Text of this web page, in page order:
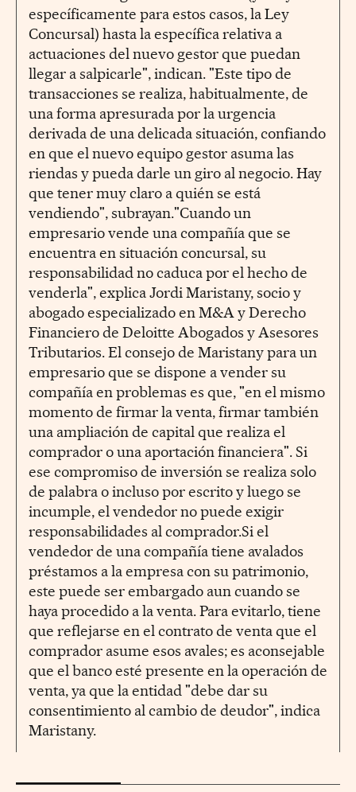
específicamente para estos casos, la Ley
Concursal) hasta la específica relativa a
actuaciones del nuevo gestor que puedan
llegar a salpicarle", indican. "Este tipo de
transacciones se realiza, habitualmente, de
una forma apresurada por la urgencia
derivada de una delicada situación, confiando
en que el nuevo equipo gestor asuma las
riendas y pueda darle un giro al negocio. Hay
que tener muy claro a quién se está
vendiendo", subrayan."Cuando un
empresario vende una compañía que se
encuentra en situación concursal, su
responsabilidad no caduca por el hecho de
venderla", explica Jordi Maristany, socio y
abogado especializado en M&A y Derecho
Financiero de Deloitte Abogados y Asesores
Tributarios. El consejo de Maristany para un
empresario que se dispone a vender su
compañía en problemas es que, "en el mismo
momento de firmar la venta, firmar también
una ampliación de capital que realiza el
comprador o una aportación financiera". Si
ese compromiso de inversión se realiza solo
de palabra o incluso por escrito y luego se
incumple, el vendedor no puede exigir
responsabilidades al comprador.Si el
vendedor de una compañía tiene avalados
préstamos a la empresa con su patrimonio,
este puede ser embargado aun cuando se
haya procedido a la venta. Para evitarlo, tiene
que reflejarse en el contrato de venta que el
comprador asume esos avales; es aconsejable
que el banco esté presente en la operación de
venta, ya que la entidad "debe dar su
consentimiento al cambio de deudor", indica
Maristany.